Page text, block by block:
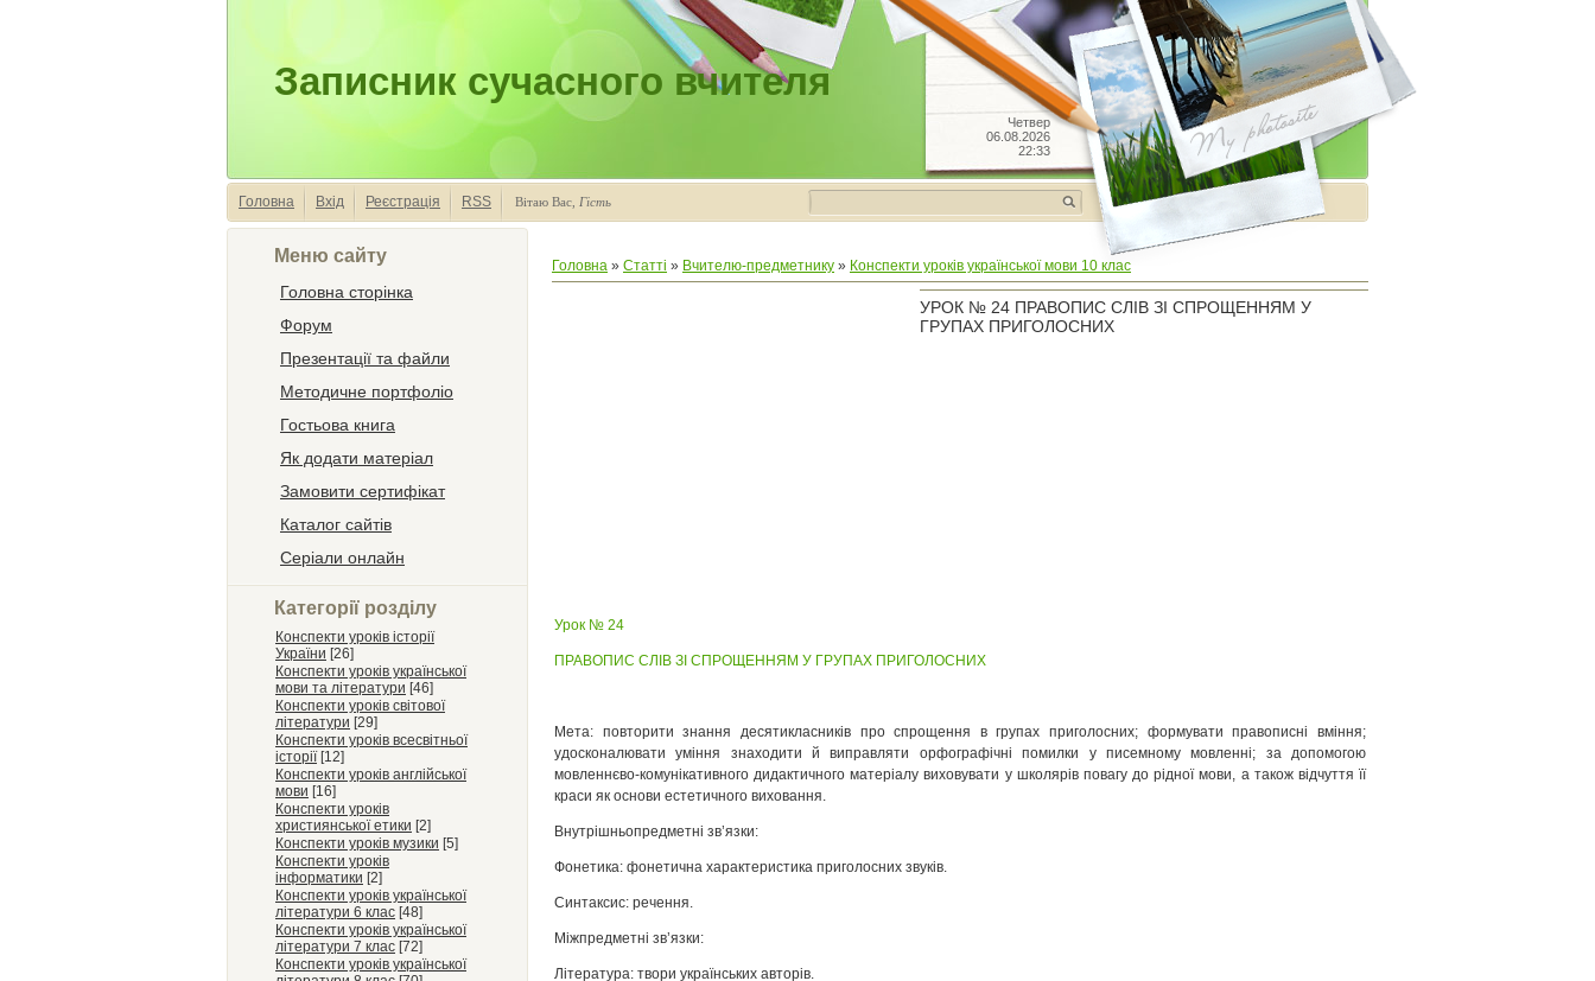
Четвер
06.08.2026
22:33
Записник сучасного вчителя
Головна Вхід Реєстрація RSS Вітаю Вас Гість
Меню сайту
Головна сторінка
Форум
Презентації та файли
Методичне портфоліо
Гостьова книга
Як додати матеріал
Замовити сертифікат
Каталог сайтів
Серіали онлайн
Категорії розділу
Конспекти уроків історії
України [26]
Конспекти уроків української
мови та літератури [46]
Конспекти уроків світової
літератури [29]
Конспекти уроків всесвітньої
історії [12]
Конспекти уроків англійської
мови [16]
Конспекти уроків
християнської етики [2]
Конспекти уроків музики [5]
Конспекти уроків
інформатики [2]
Конспекти уроків української
літератури 6 клас [48]
Конспекти уроків української
літератури 7 клас [72]
Конспекти уроків української
Головна » Статті » Вчителю-предметнику » Конспекти уроків української мови 10 клас
УРОК № 24 ПРАВОПИС СЛІВ ЗІ СПРОЩЕННЯМ У
ГРУПАХ ПРИГОЛОСНИХ
Урок № 24
ПРАВОПИС СЛІВ ЗІ СПРОЩЕННЯМ У ГРУПАХ ПРИГОЛОСНИХ
Мета: повторити знання десятикласників про спрощення в групах приголосних; формувати правописні вміння;
удосконалювати уміння знаходити й виправляти орфографічні помилки у писемному мовленні; за допомогою
мовленнєво-комунікативного дидактичного матеріалу виховувати у школярів повагу до рідної мови, а також відчуття її
краси як основи естетичного виховання.
Внутрішньопредметні зв’язки:
Фонетика: фонетична характеристика приголосних звуків.
Синтаксис: речення.
Міжпредметні зв’язки:
Література: твори українських авторів.